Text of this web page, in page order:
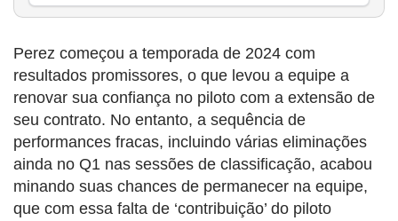
Perez começou a temporada de 2024 com
resultados promissores, o que levou a equipe a
renovar sua confiança no piloto com a extensão de
seu contrato. No entanto, a sequência de
performances fracas, incluindo várias eliminações
ainda no Q1 nas sessões de classificação, acabou
minando suas chances de permanecer na equipe,
que com essa falta de ‘contribuição’ do piloto